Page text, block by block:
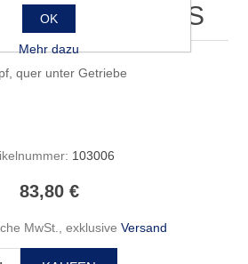
12 PS
quer unter Getriebe
103006
83,80 €
MwSt., exklusive Versand
OK
Mehr dazu